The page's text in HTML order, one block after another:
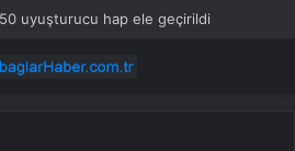
uyuşturucu hap ele geçirildi